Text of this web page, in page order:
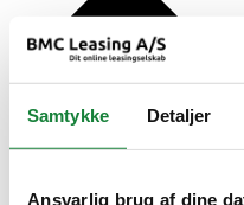
Samtykke Detaljer
Ansvarlig brug af dine